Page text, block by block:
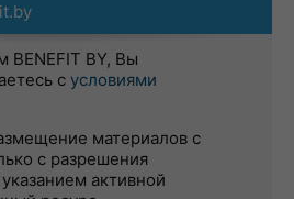
BENEFIT BY, Вы
с условиями
материалов с
с разрешения
активной